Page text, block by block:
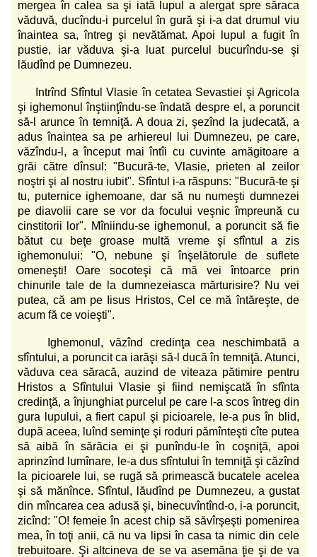
mergea în calea sa şi iată lupul a alergat spre săraca
văduvă, ducîndu-i purcelul în gură şi i-a dat drumul viu
înaintea sa, întreg şi nevătămat. Apoi lupul a fugit în
pustie, iar văduva şi-a luat purcelul bucurîndu-se şi
lăudînd pe Dumnezeu.
Intrînd Sfîntul Vlasie în cetatea Sevastiei şi Agricola
şi ighemonul înştiinţîndu-se îndată despre el, a poruncit
să-l arunce în temniţă. A doua zi, şezînd la judecată, a
adus înaintea sa pe arhiereul lui Dumnezeu, pe care,
văzîndu-l, a început mai întîi cu cuvinte amăgitoare a
grăi către dînsul: "Bucură-te, Vlasie, prieten al zeilor
noştri şi al nostru iubit". Sfîntul i-a răspuns: "Bucură-te şi
tu, puternice ighemoane, dar să nu numeşti dumnezei
pe diavolii care se vor da focului veşnic împreună cu
cinstitorii lor". Mîniindu-se ighemonul, a poruncit să fie
bătut cu beţe groase multă vreme şi sfîntul a zis
ighemonului: "O, nebune şi înşelătorule de suflete
omeneşti! Oare socoteşi că mă vei întoarce prin
chinurile tale de la dumnezeiasca mărturisire? Nu vei
putea, că am pe Iisus Hristos, Cel ce mă întăreşte, de
acum fă ce voieşti".
Ighemonul, văzînd credinţa cea neschimbată a
sfîntului, a poruncit ca iarăşi să-l ducă în temniţă. Atunci,
văduva cea săracă, auzind de viteaza pătimire pentru
Hristos a Sfîntului Vlasie şi fiind nemişcată în sfînta
credinţă, a înjunghiat purcelul pe care l-a scos întreg din
gura lupului, a fiert capul şi picioarele, le-a pus în blid,
după aceea, luînd seminţe şi roduri pămînteşti cîte putea
să aibă în sărăcia ei şi punîndu-le în coşniţă, apoi
aprinzînd lumînare, le-a dus sfîntului în temniţă şi căzînd
la picioarele lui, se rugă să primească bucatele acelea
şi să mănînce. Sfîntul, lăudînd pe Dumnezeu, a gustat
din mîncarea cea adusă şi, binecuvîntînd-o, i-a poruncit,
zicînd: "O! femeie în acest chip să săvîrşeşti pomenirea
mea, în toţi anii, că nu va lipsi în casa ta nimic din cele
trebuitoare. Şi altcineva de se va asemăna ţie şi de va